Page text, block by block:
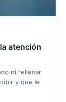
atención
ni rellenar
y que le